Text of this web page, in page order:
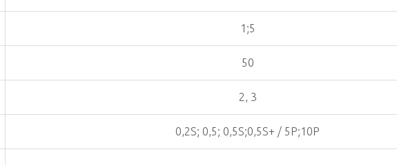
1;5
50
2, 3
0,2S; 0,5; 0,5S;0,5S+ / 5P;10P